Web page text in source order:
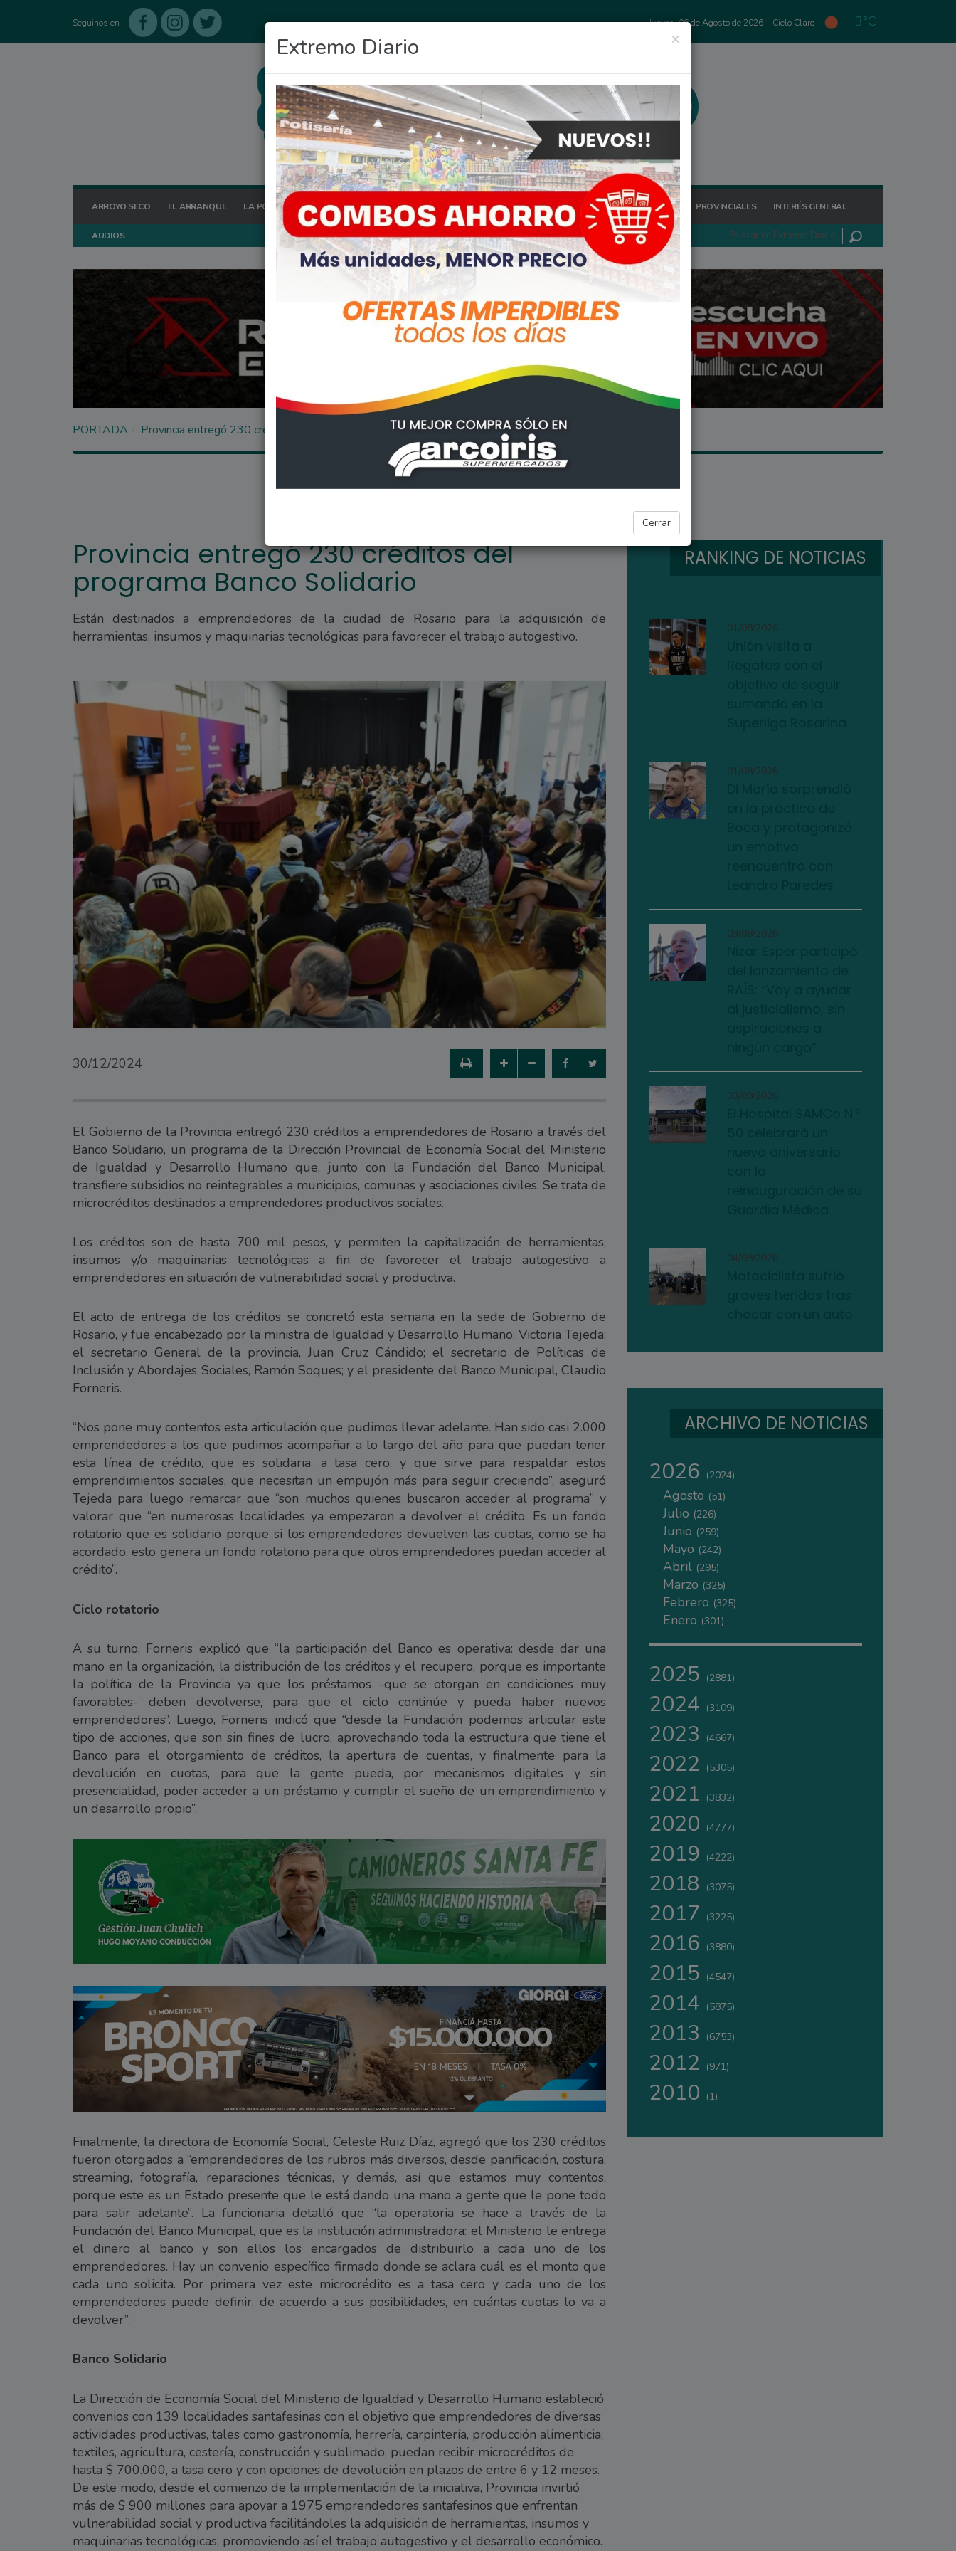
Seguinos en Jueves, 06 de Agosto de 2026 - Cielo Claro 3°C
ARROYO SECO EL ARRANQUE LA POSTA HOY OCIO DEPORTES FIGHIERA GENERAL LAGOS POLICIALES REGIONALES PROVINCIALES INTERÉS GENERAL
AUDIOS
×
Extremo Diario
Cerrar
PORTADA Provincia entregó 230 créditos del programa Banco Solidario
REGIONALES
Provincia entregó 230 créditos del
programa Banco Solidario
Están destinados a emprendedores de la ciudad de Rosario para la adquisición de
herramientas, insumos y maquinarias tecnológicas para favorecer el trabajo autogestivo.
30/12/2024
El Gobierno de la Provincia entregó 230 créditos a emprendedores de Rosario a través del
Banco Solidario, un programa de la Dirección Provincial de Economía Social del Ministerio
de Igualdad y Desarrollo Humano que, junto con la Fundación del Banco Municipal,
transfiere subsidios no reintegrables a municipios, comunas y asociaciones civiles. Se trata de
microcréditos destinados a emprendedores productivos sociales.
Los créditos son de hasta 700 mil pesos, y permiten la capitalización de herramientas,
insumos y/o maquinarias tecnológicas a fin de favorecer el trabajo autogestivo a
emprendedores en situación de vulnerabilidad social y productiva.
El acto de entrega de los créditos se concretó esta semana en la sede de Gobierno de
Rosario, y fue encabezado por la ministra de Igualdad y Desarrollo Humano, Victoria Tejeda;
el secretario General de la provincia, Juan Cruz Cándido; el secretario de Políticas de
Inclusión y Abordajes Sociales, Ramón Soques; y el presidente del Banco Municipal, Claudio
Forneris.
“Nos pone muy contentos esta articulación que pudimos llevar adelante. Han sido casi 2.000
emprendedores a los que pudimos acompañar a lo largo del año para que puedan tener
esta línea de crédito, que es solidaria, a tasa cero, y que sirve para respaldar estos
emprendimientos sociales, que necesitan un empujón más para seguir creciendo”, aseguró
Tejeda para luego remarcar que “son muchos quienes buscaron acceder al programa” y
valorar que “en numerosas localidades ya empezaron a devolver el crédito. Es un fondo
rotatorio que es solidario porque si los emprendedores devuelven las cuotas, como se ha
acordado, esto genera un fondo rotatorio para que otros emprendedores puedan acceder al
crédito”.
Ciclo rotatorio
A su turno, Forneris explicó que “la participación del Banco es operativa: desde dar una
mano en la organización, la distribución de los créditos y el recupero, porque es importante
la política de la Provincia ya que los préstamos -que se otorgan en condiciones muy
favorables- deben devolverse, para que el ciclo continúe y pueda haber nuevos
emprendedores”. Luego, Forneris indicó que “desde la Fundación podemos articular este
tipo de acciones, que son sin fines de lucro, aprovechando toda la estructura que tiene el
Banco para el otorgamiento de créditos, la apertura de cuentas, y finalmente para la
devolución en cuotas, para que la gente pueda, por mecanismos digitales y sin
presencialidad, poder acceder a un préstamo y cumplir el sueño de un emprendimiento y
un desarrollo propio”.
Finalmente, la directora de Economía Social, Celeste Ruiz Díaz, agregó que los 230 créditos
fueron otorgados a “emprendedores de los rubros más diversos, desde panificación, costura,
streaming, fotografía, reparaciones técnicas, y demás, así que estamos muy contentos,
porque este es un Estado presente que le está dando una mano a gente que le pone todo
para salir adelante”. La funcionaria detalló que “la operatoria se hace a través de la
Fundación del Banco Municipal, que es la institución administradora: el Ministerio le entrega
el dinero al banco y son ellos los encargados de distribuirlo a cada uno de los
emprendedores. Hay un convenio específico firmado donde se aclara cuál es el monto que
cada uno solicita. Por primera vez este microcrédito es a tasa cero y cada uno de los
emprendedores puede definir, de acuerdo a sus posibilidades, en cuántas cuotas lo va a
devolver”.
Banco Solidario
La Dirección de Economía Social del Ministerio de Igualdad y Desarrollo Humano estableció
convenios con 139 localidades santafesinas con el objetivo que emprendedores de diversas
actividades productivas, tales como gastronomía, herrería, carpintería, producción alimenticia,
textiles, agricultura, cestería, construcción y sublimado, puedan recibir microcréditos de
hasta $ 700.000, a tasa cero y con opciones de devolución en plazos de entre 6 y 12 meses.
De este modo, desde el comienzo de la implementación de la iniciativa, Provincia invirtió
más de $ 900 millones para apoyar a 1975 emprendedores santafesinos que enfrentan
vulnerabilidad social y productiva facilitándoles la adquisición de herramientas, insumos y
maquinarias tecnológicas, promoviendo así el trabajo autogestivo y el desarrollo económico.
RANKING DE NOTICIAS
01/08/2026
01/08/2026
03/08/2026
03/08/2026
04/08/2026
ARCHIVO DE NOTICIAS
2026 (2024)
Agosto (51)
Julio (226)
Junio (259)
Mayo (242)
Abril (295)
Marzo (325)
Febrero (325)
Enero (301)
2025 (2881)
2024 (3109)
2023 (4667)
2022 (5305)
2021 (3832)
2020 (4777)
2019 (4222)
2018 (3075)
2017 (3225)
2016 (3880)
2015 (4547)
2014 (5875)
2013 (6753)
2012 (971)
2010 (1)